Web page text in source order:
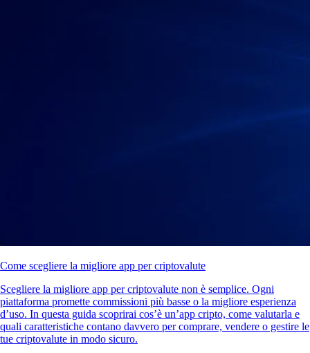
Come scegliere la migliore app per criptovalute
Scegliere la migliore app per criptovalute non è semplice. Ogni
piattaforma promette commissioni più basse o la migliore esperienza
d’uso. In questa guida scoprirai cos’è un’app cripto, come valutarla e
quali caratteristiche contano davvero per comprare, vendere o gestire le
tue criptovalute in modo sicuro.